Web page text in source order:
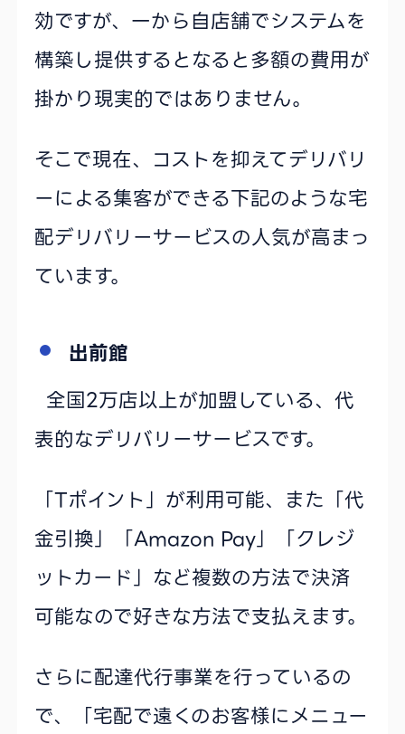
効ですが、一から自店舗でシステムを
構築し提供するとなると多額の費用が
掛かり現実的ではありません。
そこで現在、コストを抑えてデリバリ
ーによる集客ができる下記のような宅
配デリバリーサービスの人気が高まっ
ています。
出前館
全国2万店以上が加盟している、代
表的なデリバリーサービスです。
「Tポイント」が利用可能、また「代
金引換」「Amazon Pay」「クレジ
ットカード」など複数の方法で決済
可能なので好きな方法で支払えます。
さらに配達代行事業を行っているの
で、「宅配で遠くのお客様にメニュー